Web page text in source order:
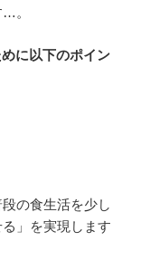
。
に以下のポイン
の食生活を少し
」を実現します